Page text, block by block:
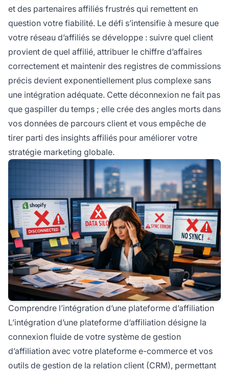
et des partenaires affiliés frustrés qui remettent en
question votre fiabilité. Le défi s’intensifie à mesure que
votre réseau d’affiliés se développe : suivre quel client
provient de quel affilié, attribuer le chiffre d’affaires
correctement et maintenir des registres de commissions
précis devient exponentiellement plus complexe sans
une intégration adéquate. Cette déconnexion ne fait pas
que gaspiller du temps ; elle crée des angles morts dans
vos données de parcours client et vous empêche de
tirer parti des insights affiliés pour améliorer votre
stratégie marketing globale.
Comprendre l’intégration d’une plateforme d’affiliation
L’intégration d’une plateforme d’affiliation désigne la
connexion fluide de votre système de gestion
d’affiliation avec votre plateforme e-commerce et vos
outils de gestion de la relation client (CRM), permettant